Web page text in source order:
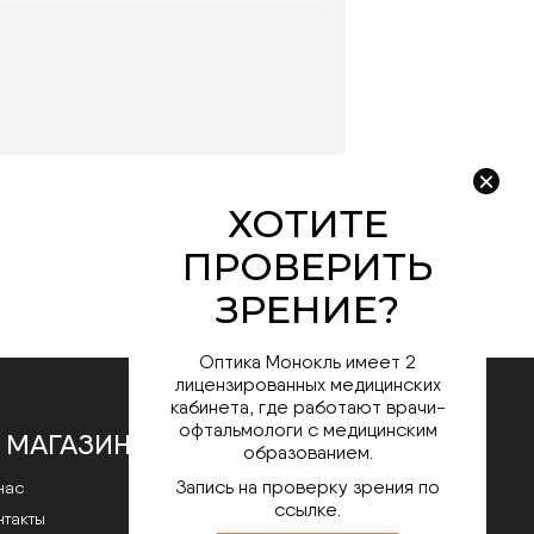
Оптика Монокль имеет 2
лицензированных медицинских
кабинета, где работают врачи-
офтальмологи с медицинским
образованием.
Запись на проверку зрения по
ссылке.